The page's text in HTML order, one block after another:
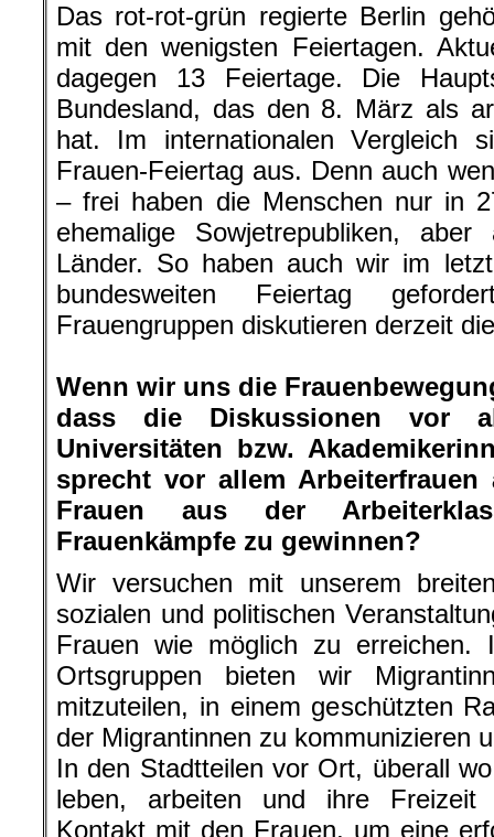
Das rot-rot-grün regierte Berlin
mit den wenigsten Feiertagen.
dagegen 13 Feiertage. Die
Bundesland, das den 8. März als
hat. Im internationalen Vergleich
Frauen-Feiertag aus. Denn auch
– frei haben die Menschen nur in
ehemalige Sowjetrepubliken,
Länder. So haben auch wir im
bundesweiten Feiertag
Frauengruppen diskutieren derzeit
Wenn wir uns die
dass die Diskussionen vor
Universitäten bzw.
sprecht vor allem
Frauen aus der
Frauenkämpfe zu gewinnen?
Wir versuchen mit unserem
sozialen und politischen
Frauen wie möglich zu erreichen.
Ortsgruppen bieten wir
mitzuteilen, in einem geschützten
der Migrantinnen zu kommunizieren
In den Stadtteilen vor Ort, überall
leben, arbeiten und ihre Freizeit
Kontakt mit den Frauen, um eine